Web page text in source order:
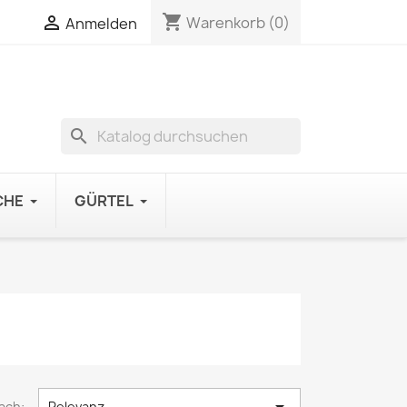
 Anmelden shopping_cart Warenkorb (0)
search
GÜRTEL